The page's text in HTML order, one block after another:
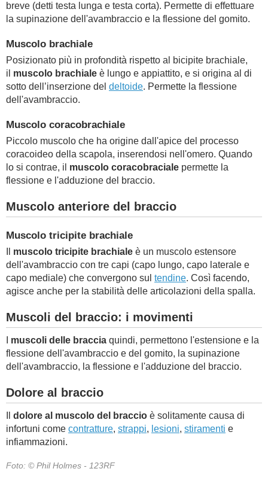
breve (detti testa lunga e testa corta). Permette di effettuare
la supinazione dell'avambraccio e la flessione del gomito.
Muscolo brachiale
Posizionato più in profondità rispetto al bicipite brachiale,
il muscolo brachiale è lungo e appiattito, e si origina al di
sotto dell’in­serzione del deltoide. Permette la flessione
dell'avambraccio.
Muscolo coracobrachiale
Piccolo muscolo che ha origine dall'apice del processo
cora­coideo della scapola, inserendosi nell'omero. Quando
lo si contrae, il muscolo coracobraciale permette la
flessione e l'adduzione del braccio.
Muscolo anteriore del braccio
Muscolo tricipite brachiale
muscolo tricipite brachiale è un muscolo estensore
dell'avambraccio con tre capi (capo lungo, capo laterale e
capo mediale) che convergono sul tendine. Così facendo,
agisce anche per la stabilità delle articolazioni della spalla.
Muscoli del braccio: i movimenti
muscoli delle braccia quindi, permettono l'estensione e la
flessione dell'avambraccio e del gomito, la supinazione
dell'avambraccio, la flessione e l'adduzione del braccio.
Dolore al braccio
dolore al muscolo del braccio è solitamente causa di
infortuni come contratture, strappi, lesioni, stiramenti e
infiammazioni.
Foto: © Phil Holmes - 123RF